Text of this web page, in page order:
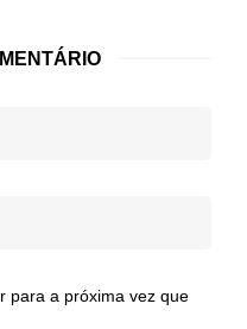
para a próxima vez que